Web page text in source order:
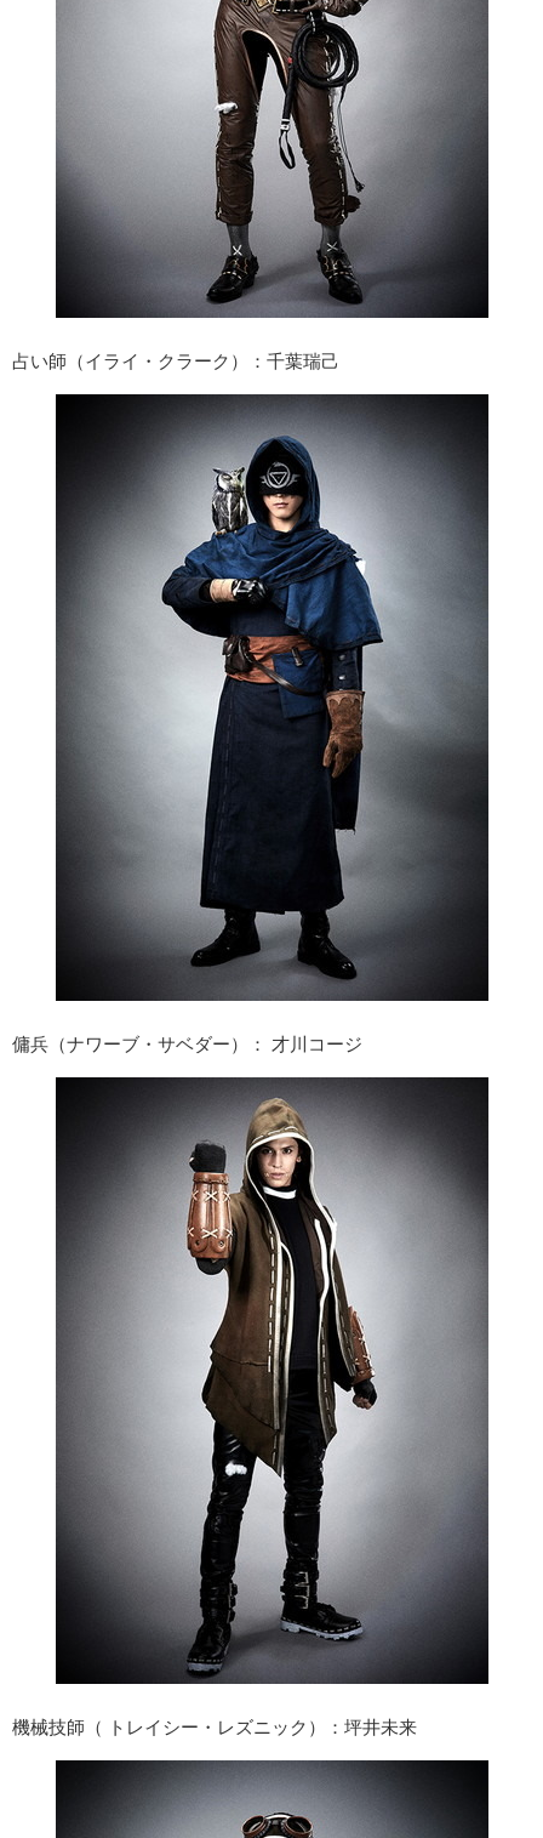
占い師（イライ・クラーク）：千葉瑞己
傭兵（ナワーブ・サベダー）： 才川コージ
機械技師（ トレイシー・レズニック）：坪井未来